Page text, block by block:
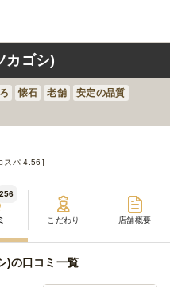
カゴシ)
懐石 老舗
安定の品質
スパ 4.56
256
こだわり 店舗概要
)の口コミ一覧